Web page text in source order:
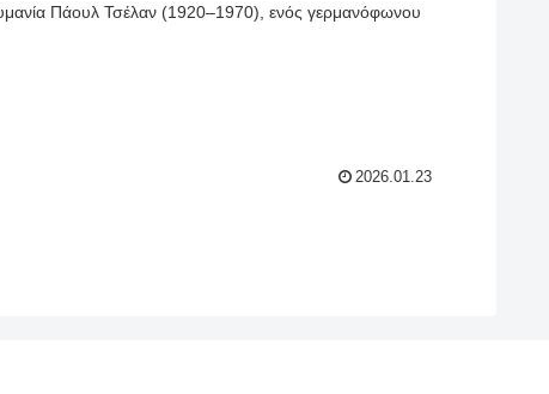
Πάουλ Τσέλαν (1920–1970), ενός γερμανόφωνου
2026.01.23